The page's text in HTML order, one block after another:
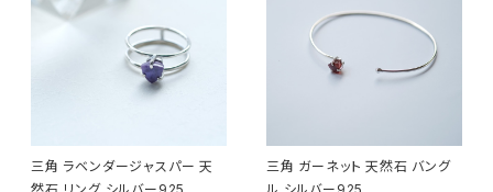
三角 ラベンダージャスパー 天
三角 ガーネット 天然石 バング